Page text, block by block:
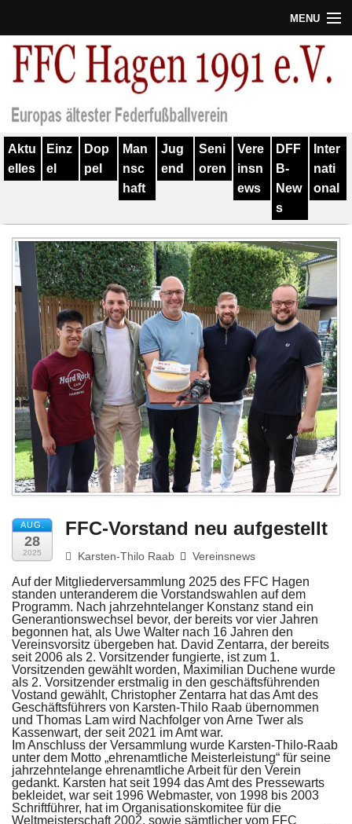
MENU
Termine
Verein
Geschichte
Training
Spieler
Kontakt
Links
Impressum
Aktu
elles
Einz
el
Dop
pel
Man
nsc
haft
Jug
end
Seni
oren
Vere
insn
ews
DFF
B-
New
s
Inter
nati
onal
AUG.
28
2025
FFC-Vorstand neu aufgestellt
Karsten-Thilo Raab Vereinsnews
Auf der Mitgliederversammlung 2025 des FFC Hagen
standen unteranderem die Vorstandswahlen auf dem
Programm. Nach jahrzehntelanger Konstanz stand ein
Generantionswechsel bevor, der bereits vor vier Jahren
begonnen hat, als Uwe Walter nach 16 Jahren den
Vereinsvorsitz übergeben hat. David Zentarra, der bereits
seit 2006 als 2. Vorsitzender fungierte, ist zum 1.
Vorsitzenden gewählt worden, Maximilian Duchene wurde
als 2. Vorsitzender erstmalig in den geschäftsführenden
Vostand gewählt, Christopher Zentarra hat das Amt des
Geschäftsführers von Karsten-Thilo Raab übernommen
und Thomas Lam wird Nachfolger von Arne Twer als
Kassenwart, der seit 2021 im Amt war.
Im Anschluss der Versammlung wurde Karsten-Thilo-Raab
unter dem Motto „ehrenamtliche Meisterleistung“ für seine
jahrzehntelange ehrenamtliche Arbeit für den Verein
gedankt. Karsten hat seit 1994 das Amt des Pressewarts
bekleidet, war seit 1996 Webmaster, von 1998 bis 2003
Schriftführer, hat im Organisationskomitee für die
Weltmeisterschaft 2002, sowie sämtlicher vom FFC